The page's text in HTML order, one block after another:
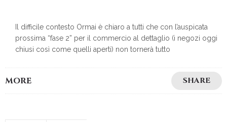
Il difficile contesto Ormai è chiaro a tutti che con l’auspicata
prossima “fase 2” per il commercio al dettaglio (i negozi oggi
chiusi così come quelli aperti) non tornerà tutto
MORE SHARE